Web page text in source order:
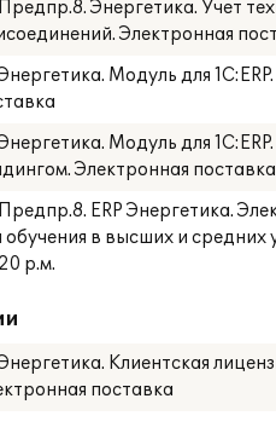
Энергетика. Учет
Электронная
Модуль для
Модуль для
Электронная поставка
ERP Энергетика.
обучения в высших и средних
р.м.
Клиентская
поставка